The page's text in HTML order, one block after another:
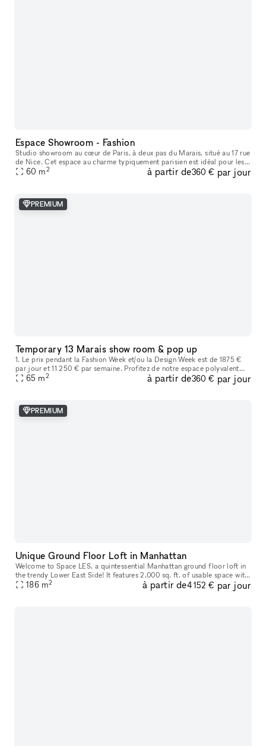
Espace Showroom - Fashion
Studio showroom au cœur de Paris, à deux pas du Marais, situé au 17 rue
de Nice. Cet espace au charme typiquement parisien est idéal pour les
showrooms, présentations de collections, pop-ups et événe
60 m2 à partir de360 € par jour
PREMIUM
Temporary 13 Marais show room & pop up
1. Le prix pendant la Fashion Week et/ou la Design Week est de 1875 €
par jour et 11 250 € par semaine. Profitez de notre espace polyvalent
idéal pour les showrooms de mode, les produits de luxe, les
65 m2 à partir de360 € par jour
PREMIUM
Unique Ground Floor Loft in Manhattan
Welcome to Space LES, a quintessential Manhattan ground floor loft in
the trendy Lower East Side! It features 2,000 sq. ft. of usable space with
a comfortable capacity of 125 people, 11 ft ceiling, a
186 m2 à partir de4 152 € par jour